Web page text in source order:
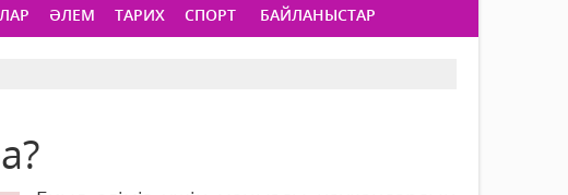
ӘЛЕМ ТАРИХ СПОРТ БАЙЛАНЫСТАР